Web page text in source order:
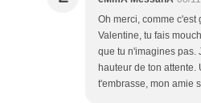
Oh merci, comme c'est
Valentine, tu fais
que tu n'imagines pas.
hauteur de ton attente.
t'embrasse, mon amie